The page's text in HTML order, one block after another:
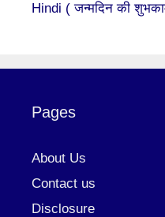
Hindi ( जन्मदिन की
Pages
About Us
Contact us
Disclosure